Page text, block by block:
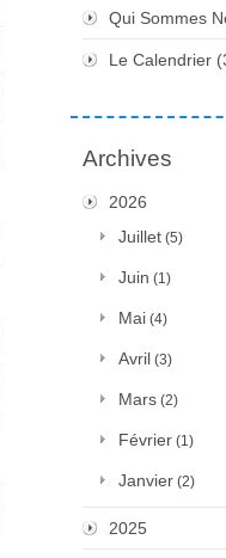
Qui Sommes
Le Calendrier
Archives
2026
Juillet (5)
Juin (1)
Mai (4)
Avril (3)
Mars (2)
Février (1)
Janvier (2)
2025